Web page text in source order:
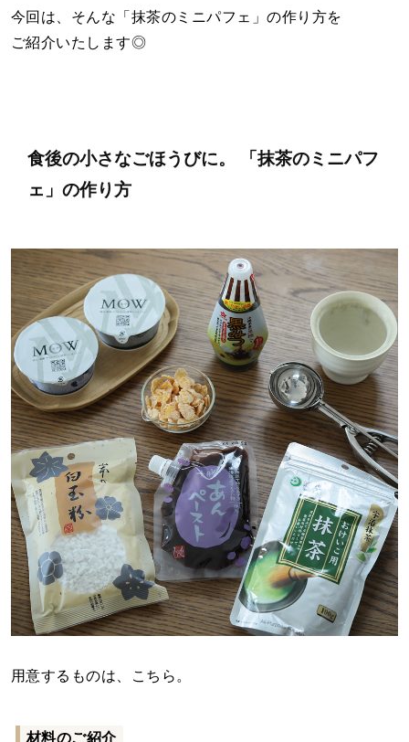
今回は、そんな「抹茶のミニパフェ」の作り方を
ご紹介いたします◎
食後の小さなごほうびに。
「抹茶のミニパフ
ェ」の作り方
用意するものは、こちら。
材料のご紹介